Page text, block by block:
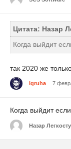
Цитата: Назар
Когда выйдит
так 2020 же
igruha 7
Когда выйдит
Назар